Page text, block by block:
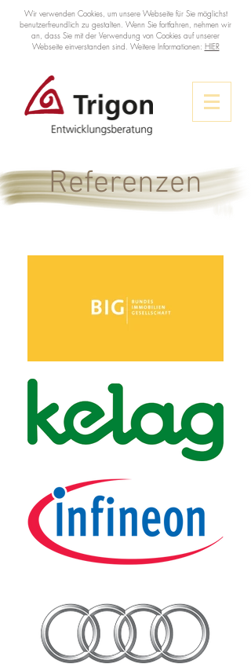
Wir verwenden Cookies, um unsere Webseite für Sie möglichst
benutzerfreundlich zu gestalten. Wenn Sie fortfahren, nehmen wir
an, dass Sie mit der Verwendung von Cookies auf unserer
Webseite einverstanden sind. Weitere Informationen: HIER
Referenzen